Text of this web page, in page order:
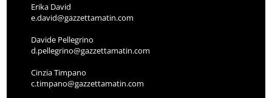
Erika David
e.david@gazzettamatin.com
Davide Pellegrino
d.pellegrino@gazzettamatin.com
Cinzia Timpano
c.timpano@gazzettamatin.com